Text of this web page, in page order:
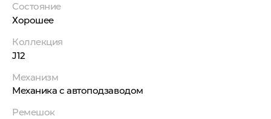
Состояние
Хорошее
Коллекция
J12
Механизм
Механика с автоподзаводом
Ремешок